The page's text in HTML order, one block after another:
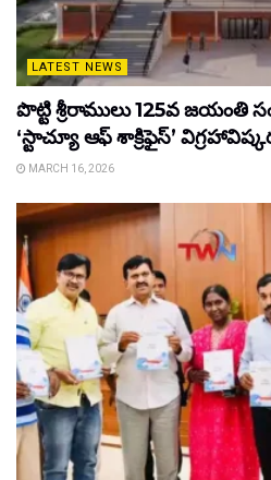
LATEST NEWS
పొట్టి శ్రీరాములు 125వ
‘స్టాచ్యూ ఆఫ్ శాక్రిఫైస్’
MARCH 16, 2026